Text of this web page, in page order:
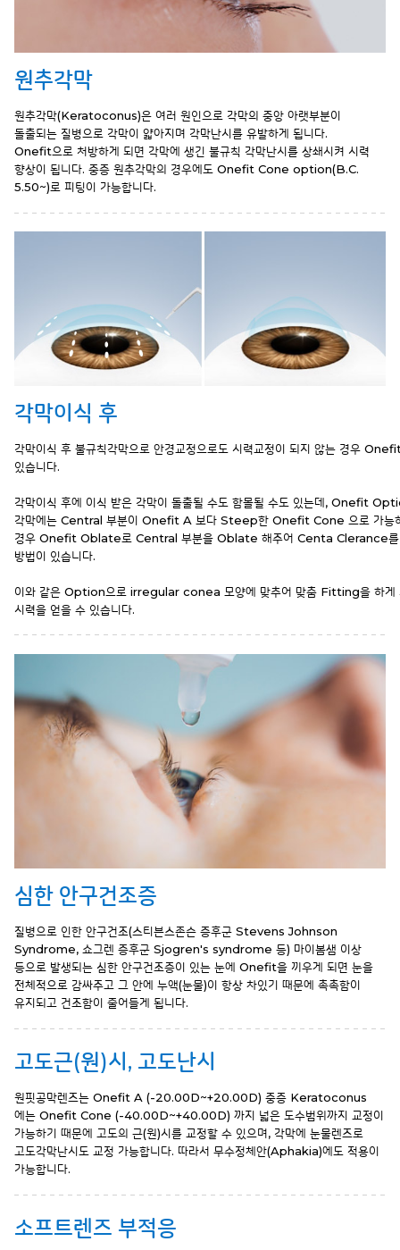
원추각막
원추각막(Keratoconus)은 여러 원인으로 각막의 중앙 아랫부분이
돌출되는 질병으로 각막이 얇아지며 각막난시를 유발하게 됩니다.
Onefit으로 처방하게 되면 각막에 생긴 불규칙 각막난시를 상쇄시켜 시력
향상이 됩니다. 중증 원추각막의 경우에도 Onefit Cone option(B.C.
5.50~)로 피팅이 가능합니다.
각막이식 후
각막이식 후 불규칙각막으로 안경교정으로도 시력교정이 되지 않는 경우
있습니다.
각막이식 후에 이식 받은 각막이 돌출될 수도 함몰될 수도 있는데, Onefit
각막에는 Central 부분이 Onefit A 보다 Steep한 Onefit Cone 으로 가능
경우 Onefit Oblate로 Central 부분을 Oblate 해주어 Centa Clerance를
방법이 있습니다.
이와 같은 Option으로 irregular conea 모양에 맞추어 맞춤 Fitting을 하게
시력을 얻을 수 있습니다.
심한 안구건조증
질병으로 인한 안구건조(스티븐스존슨 증후군 Stevens Johnson
Syndrome, 쇼그렌 증후군 Sjogren's syndrome 등) 마이봄샘 이상
등으로 발생되는 심한 안구건조증이 있는 눈에 Onefit을 끼우게 되면 눈을
전체적으로 감싸주고 그 안에 누액(눈물)이 항상 차있기 때문에 촉촉함이
유지되고 건조함이 줄어들게 됩니다.
고도근(원)시, 고도난시
원핏공막렌즈는 Onefit A (-20.00D~+20.00D) 중증 Keratoconus
에는 Onefit Cone (-40.00D~+40.00D) 까지 넓은 도수범위까지 교정이
가능하기 때문에 고도의 근(원)시를 교정할 수 있으며, 각막에 눈물렌즈로
고도각막난시도 교정 가능합니다. 따라서 무수정체안(Aphakia)에도 적용이
가능합니다.
소프트렌즈 부적응